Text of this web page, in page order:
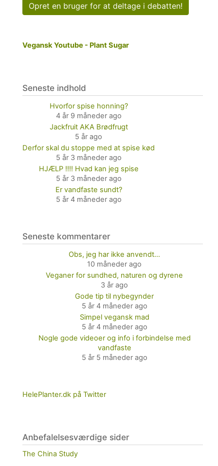
Opret en bruger for at deltage i debatten!
Vegansk Youtube - Plant Sugar
Seneste indhold
Hvorfor spise honning?
4 år 9 måneder ago
Jackfruit AKA Brødfrugt
5 år ago
Derfor skal du stoppe med at spise kød
5 år 3 måneder ago
HJÆLP !!!! Hvad kan jeg spise
5 år 3 måneder ago
Er vandfaste sundt?
5 år 4 måneder ago
Seneste kommentarer
Obs, jeg har ikke anvendt…
10 måneder ago
Veganer for sundhed, naturen og dyrene
3 år ago
Gode tip til nybegynder
5 år 4 måneder ago
Simpel vegansk mad
5 år 4 måneder ago
Nogle gode videoer og info i forbindelse med
vandfaste
5 år 5 måneder ago
HelePlanter.dk på Twitter
Anbefalelsesværdige sider
The China Study